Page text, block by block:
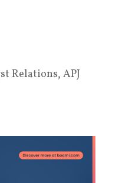
Relations, APJ